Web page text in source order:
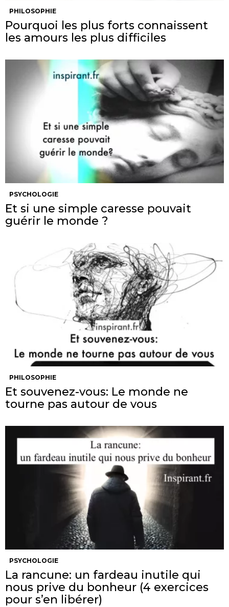
PHILOSOPHIE
Pourquoi les plus forts connaissent
les amours les plus difficiles
PSYCHOLOGIE
Et si une simple caresse pouvait
guérir le monde ?
PHILOSOPHIE
Et souvenez-vous: Le monde ne
tourne pas autour de vous
PSYCHOLOGIE
La rancune: un fardeau inutile qui
nous prive du bonheur (4 exercices
pour s’en libérer)